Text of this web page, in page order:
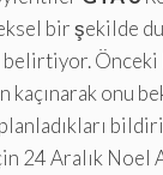
bir şekilde
Önceki
kaçınarak onu
24 Aralık Noel